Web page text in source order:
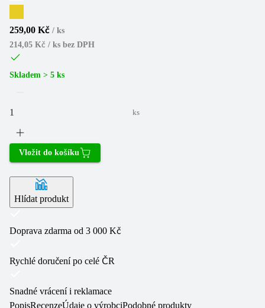
259,00 Kč / ks
214,05 Kč / ks bez DPH
Skladem > 5 ks
ks
Vložit do košíku
Hlídat produkt
Doprava zdarma od 3 000 Kč
Rychlé doručení po celé ČR
Snadné vrácení i reklamace
PopisRecenzeÚdaje o výrobciPodobné produkty